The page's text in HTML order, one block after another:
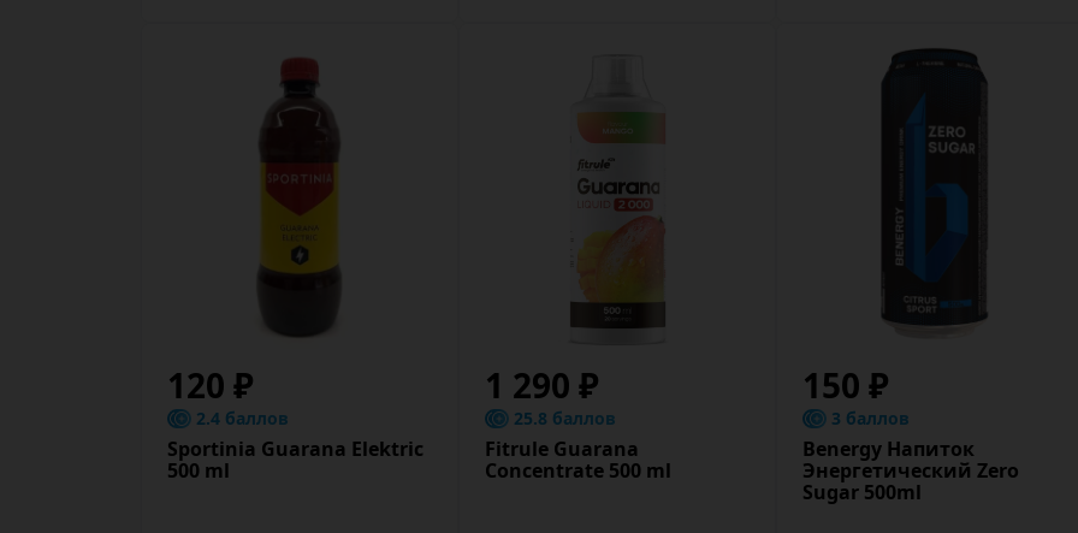
120 ₽
2.4 баллов
Sportinia Guarana Elektric
500 ml
1 290 ₽
25.8 баллов
Fitrule Guarana
Concentrate 500 ml
150 ₽
3 баллов
Benergy Напиток
Энергетический Zero
Sugar 500ml